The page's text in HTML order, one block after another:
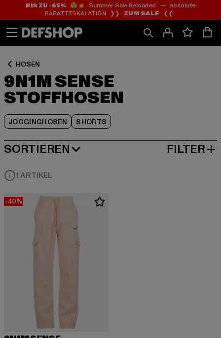
Zum
Inhalt
springen
Zum
Fußzeile
springen
BIS ZU -65%😲💥 Summer Sale Reloaded — absolute
RABATTESKALATION ❯❯ ZUM SALE ❮❮
HOSEN
9N1M SENSE
STOFFHOSEN
JOGGINGHOSEN SHORTS
Zum
Produktraster
springen
SORTIEREN
BELIEBTESTE FILTER
1 ARTIKEL
-40%